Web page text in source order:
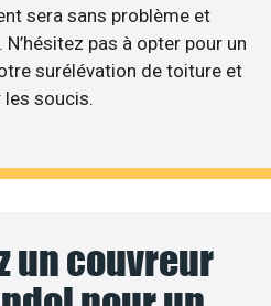
sera sans problème et
pas à opter pour un
surélévation de toiture et
les soucis.
un couvreur